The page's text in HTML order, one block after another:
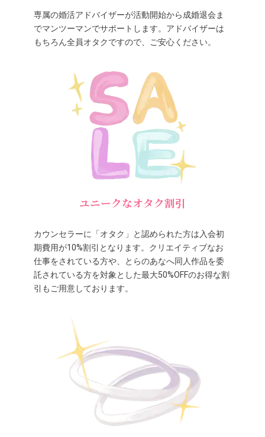
専属の婚活アドバイザーが活動開始から成婚退会ま
でマンツーマンでサポートします。アドバイザーは
もちろん全員オタクですので、ご安心ください。
ユニークなオタク割引
カウンセラーに「オタク」と認められた方は入会初
期費用が10%割引となります。クリエイティブなお
仕事をされている方や、とらのあなへ同人作品を委
託されている方を対象とした最大50%OFFのお得な割
引もご用意しております。